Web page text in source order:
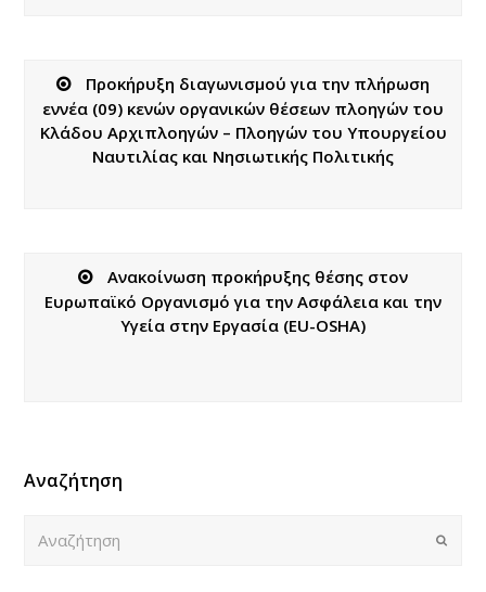
Προκήρυξη διαγωνισμού για την πλήρωση
εννέα (09) κενών οργανικών θέσεων πλοηγών του
Κλάδου Αρχιπλοηγών – Πλοηγών του Υπουργείου
Ναυτιλίας και Νησιωτικής Πολιτικής
Ανακοίνωση προκήρυξης θέσης στον
Ευρωπαϊκό Οργανισμό για την Ασφάλεια και την
Υγεία στην Εργασία (EU-OSHA)
Αναζήτηση
Submit